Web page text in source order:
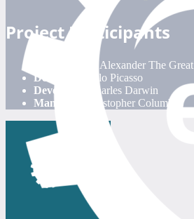
Project Participants
Alexander The Great
Designer:
Pablo Picasso
Developer:
Charles Darwin
Manager:
Christopher Columbus